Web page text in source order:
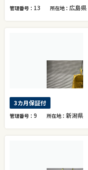
管理番号 13 所在地 広島県
3カ月保証付
管理番号 9 所在地 新潟県